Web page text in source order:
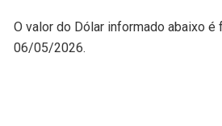
O valor do Dólar informado abaixo
06/05/2026.